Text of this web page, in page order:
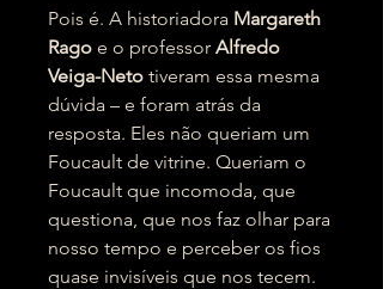
Pois é. A historiadora Margareth
Rago e o professor Alfredo
Veiga-Neto tiveram essa mesma
dúvida – e foram atrás da
resposta. Eles não queriam um
Foucault de vitrine. Queriam o
Foucault que incomoda, que
questiona, que nos faz olhar para
nosso tempo e perceber os fios
quase invisíveis que nos tecem.